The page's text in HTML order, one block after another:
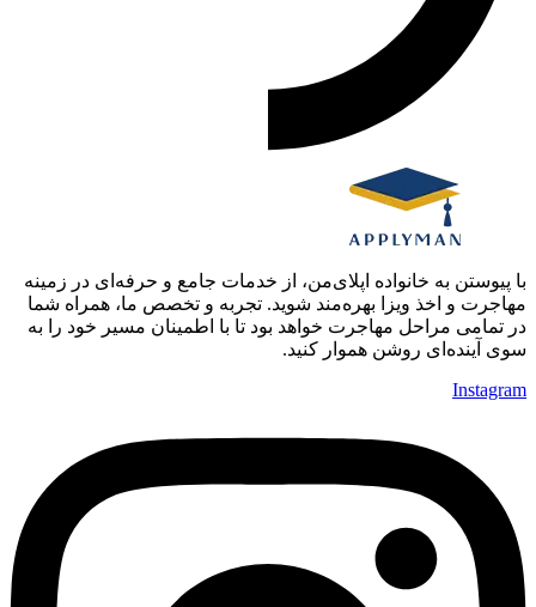
با پیوستن به خانواده اپلای‌من، از خدمات جامع و حرفه‌ای در زمینه
مهاجرت و اخذ ویزا بهره‌مند شوید. تجربه و تخصص ما، همراه شما
در تمامی مراحل مهاجرت خواهد بود تا با اطمینان مسیر خود را به
سوی آینده‌ای روشن هموار کنید.
Instagram